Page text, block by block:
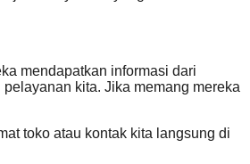
mendapatkan informasi dari
kita. Jika memang mereka
toko atau kontak kita langsung di